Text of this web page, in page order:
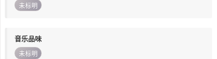
未标明
音乐品味
未标明